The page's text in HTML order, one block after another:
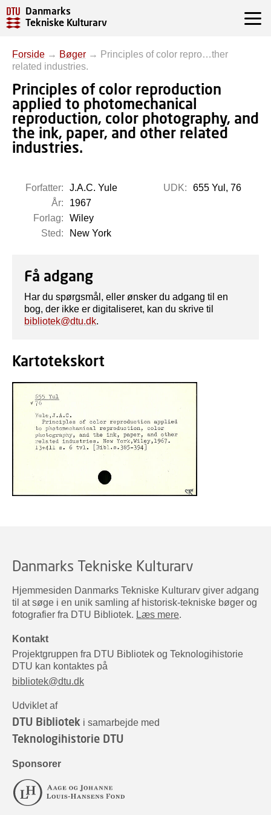
Danmarks
Tekniske Kulturarv
Forside → Bøger → Principles of color repro…ther
related industries.
Principles of color reproduction
applied to photomechanical
reproduction, color photography, and
the ink, paper, and other related
industries.
Forfatter:
J.A.C. Yule
År:
1967
Forlag:
Wiley
Sted:
New York
UDK: 655 Yul, 76
Få adgang
Har du spørgsmål, eller ønsker du adgang til en
bog, der ikke er digitaliseret, kan du skrive til
bibliotek@dtu.dk.
Kartotekskort
Danmarks Tekniske Kulturarv
Hjemmesiden Danmarks Tekniske Kulturarv giver adgang
til at søge i en unik samling af historisk-tekniske bøger og
fotografier fra DTU Bibliotek. Læs mere.
Kontakt
Projektgruppen fra DTU Bibliotek og Teknologihistorie
DTU kan kontaktes på
bibliotek@dtu.dk
Udviklet af
DTU Bibliotek i samarbejde med
Teknologihistorie DTU
Sponsorer